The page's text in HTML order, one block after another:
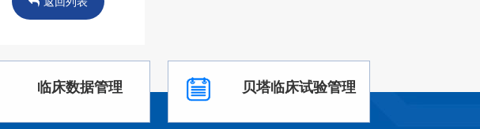
临床数据管理 贝塔临床试验管理